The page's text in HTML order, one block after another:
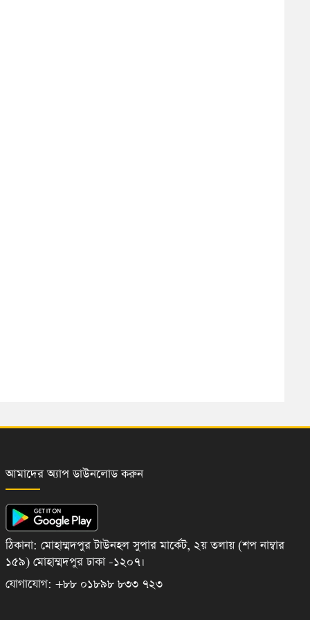
আমাদের অ্যাপ ডাউনলোড করুন
ঠিকানা: মোহাম্মদপুর টাউনহল সুপার মার্কেট, ২য় তলায় (শপ নাম্বার
১৫৯) মোহাম্মদপুর ঢাকা -১২০৭।
যোগাযোগ: +৮৮ ০১৮৯৮ ৮৩৩ ৭২৩